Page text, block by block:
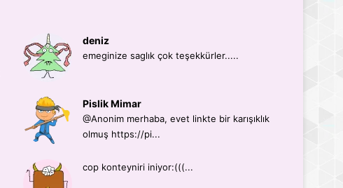
deniz
emeginize saglık çok teşekkürler.....
Pislik Mimar
@Anonim merhaba, evet linkte bir karışıklık
olmuş https://pi...
cop konteyniri iniyor:(((...